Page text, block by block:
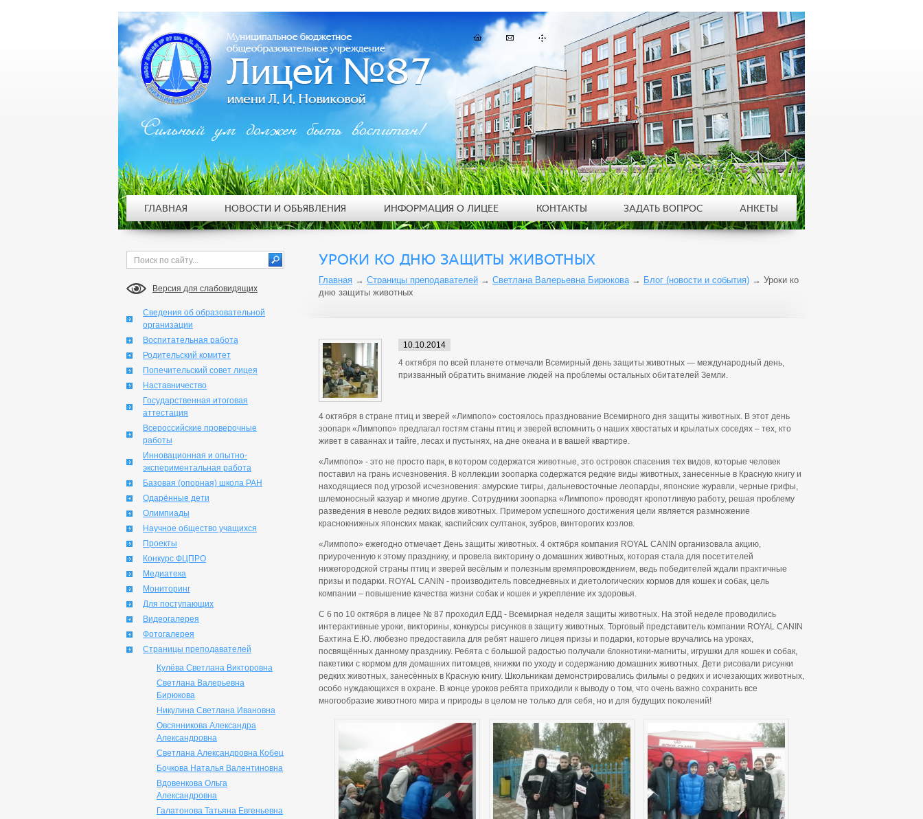
Версия для слабовидящих
Сведения об образовательной
организации
Воспитательная работа
Родительский комитет
Попечительский совет лицея
Наставничество
Государственная итоговая
аттестация
Всероссийские проверочные
работы
Инновационная и опытно-
экспериментальная работа
Базовая (опорная) школа РАН
Одарённые дети
Олимпиады
Научное общество учащихся
Проекты
Конкурс ФЦПРО
Медиатека
Мониторинг
Для поступающих
Видеогалерея
Фотогалерея
Страницы преподавателей
Кулёва Светлана Викторовна
Светлана Валерьевна
Бирюкова
Никулина Светлана Ивановна
Овсянникова Александра
Александровна
Светлана Александровна Кобец
Бочкова Наталья Валентиновна
Вдовенкова Ольга
Александровна
Галатонова Татьяна Евгеньевна
УРОКИ КО ДНЮ ЗАЩИТЫ ЖИВОТНЫХ
Главная → Страницы преподавателей → Светлана Валерьевна Бирюкова→ Блог (новости и события) → Уроки ко
дню защиты животных
10.10.2014
4 октября по всей планете отмечали Всемирный день защиты животных — международный день,
призванный обратить внимание людей на проблемы остальных обитателей Земли.
4 октября в стране птиц и зверей «Лимпопо» состоялось празднование Всемирного дня защиты животных. В этот день
зоопарк «Лимпопо» предлагал гостям станы птиц и зверей вспомнить о наших хвостатых и крылатых соседях – тех, кто
живет в саваннах и тайге, лесах и пустынях, на дне океана и в вашей квартире.
«Лимпопо» - это не просто парк, в котором содержатся животные, это островок спасения тех видов, которые человек
поставил на грань исчезновения. В коллекции зоопарка содержатся редкие виды животных, занесенные в Красную книгу и
находящиеся под угрозой исчезновения: амурские тигры, дальневосточные леопарды, японские журавли, черные грифы,
шлемоносный казуар и многие другие. Сотрудники зоопарка «Лимпопо» проводят кропотливую работу, решая проблему
разведения в неволе редких видов животных. Примером успешного достижения цели является размножение
краснокнижных японских макак, каспийских султанок, зубров, винторогих козлов.
«Лимпопо» ежегодно отмечает День защиты животных. 4 октября компания ROYAL CANIN организовала акцию,
приуроченную к этому празднику, и провела викторину о домашних животных, которая стала для посетителей
нижегородской страны птиц и зверей весёлым и полезным времяпровождением, ведь победителей ждали практичные
призы и подарки. ROYAL CANIN - производитель повседневных и диетологических кормов для кошек и собак, цель
компании – повышение качества жизни собак и кошек и укрепление их здоровья.
С 6 по 10 октября в лицее № 87 проходил ЕДД - Всемирная неделя защиты животных. На этой неделе проводились
интерактивные уроки, викторины, конкурсы рисунков в защиту животных. Торговый представитель компании ROYAL CANIN
Бахтина Е.Ю. любезно предоставила для ребят нашего лицея призы и подарки, которые вручались на уроках,
посвящённых данному празднику. Ребята с большой радостью получали блокнотики-магниты, игрушки для кошек и собак,
пакетики с кормом для домашних питомцев, книжки по уходу и содержанию домашних животных. Дети рисовали рисунки
редких животных, занесённых в Красную книгу. Школьникам демонстрировались фильмы о редких и исчезающих животных,
особо нуждающихся в охране. В конце уроков ребята приходили к выводу о том, что очень важно сохранить все
многообразие животного мира и природы в целом не только для себя, но и для будущих поколений!
Сильный ум должен быть воспитан!
ГЛАВНАЯ НОВОСТИ И ОБЪЯВЛЕНИЯ ИНФОРМАЦИЯ О ЛИЦЕЕ КОНТАКТЫ ЗАДАТЬ ВОПРОС АНКЕТЫ